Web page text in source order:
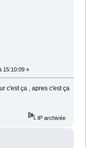
15:10:09 »
c'est ça , apres c'est ça
IP archivée